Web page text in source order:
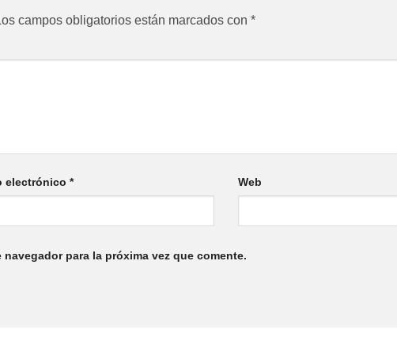
campos obligatorios están marcados con *
electrónico* Web
para la próxima vez que comente.